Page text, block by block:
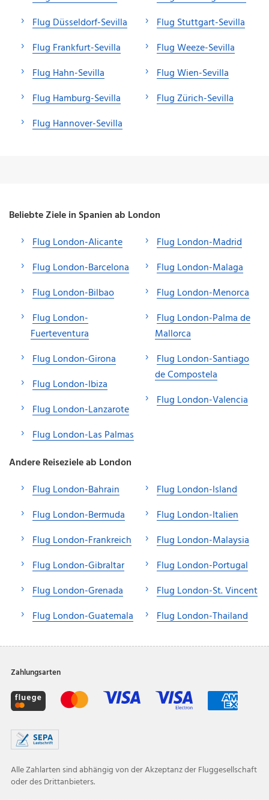
Flug Düsseldorf-Sevilla
Flug Frankfurt-Sevilla
Flug Hahn-Sevilla
Flug Hamburg-Sevilla
Flug Hannover-Sevilla
Flug Stuttgart-Sevilla
Flug Weeze-Sevilla
Flug Wien-Sevilla
Flug Zürich-Sevilla
Beliebte Ziele in Spanien ab London
Flug London-Alicante
Flug London-Barcelona
Flug London-Bilbao
Flug London-
Fuerteventura
Flug London-Girona
Flug London-Ibiza
Flug London-Lanzarote
Flug London-Las Palmas
Flug London-Madrid
Flug London-Malaga
Flug London-Menorca
Flug London-Palma de
Mallorca
Flug London-Santiago
de Compostela
Flug London-Valencia
Andere Reiseziele ab London
Flug London-Bahrain
Flug London-Bermuda
Flug London-Frankreich
Flug London-Gibraltar
Flug London-Grenada
Flug London-Guatemala
Flug London-Island
Flug London-Italien
Flug London-Malaysia
Flug London-Portugal
Flug London-St. Vincent
Flug London-Thailand